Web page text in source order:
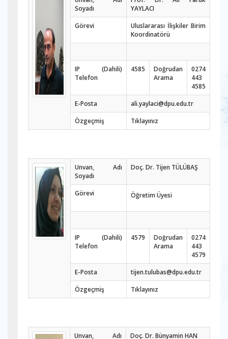
Soyadı
YAYLACI
Görevi
Uluslararası İlişkiler Birim
Koordinatörü
IP (Dahili)
Telefon
4585
Doğrudan
Arama
0274
443
4585
E-Posta
ali.yaylaci@dpu.edu.tr
Özgeçmiş
Tıklayınız
Unvan, Adı
Soyadı
Doç. Dr. Tijen TÜLÜBAŞ
Görevi Öğretim Üyesi
IP (Dahili)
Telefon
4579
Doğrudan
Arama
0274
443
4579
E-Posta
tijen.tulubas@dpu.edu.tr
Özgeçmiş
Tıklayınız
Unvan, Adı
Doç. Dr. Bünyamin HAN